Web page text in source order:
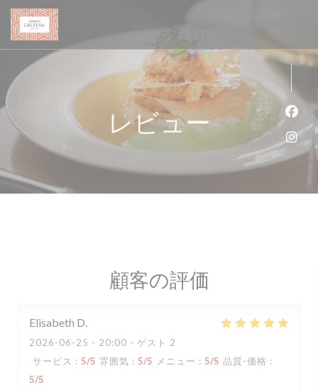
クッキー利用の管理について
レビュー
顧客の評価
Elisabeth D
2026-06-25 - 20:00 - ゲスト 2
サービス : 5/5 雰囲気 : 5/5 メニュー : 5/5 品質-価格 :
5/5